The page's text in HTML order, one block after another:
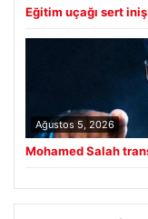
Eğitim uçağı sert
Ağustos 5, 2026
Mohamed Salah